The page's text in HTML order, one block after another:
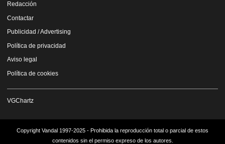
Redacción
Contactar
Publicidad / Advertising
Política de privacidad
Aviso legal
Política de cookies
VGChartz
Copyright Vandal 1997-2025 - Prohibida la reproducción total o parcial de estos
contenidos sin el permiso expreso de los autores.